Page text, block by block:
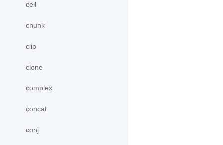
ceil
chunk
clip
clone
complex
concat
conj